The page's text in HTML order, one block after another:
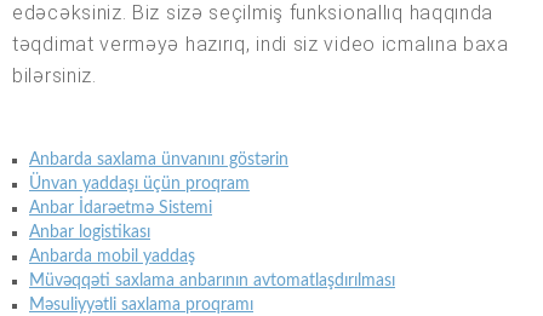
edəcəksiniz. Biz sizə seçilmiş funksionallıq haqqında
təqdimat verməyə hazırıq, indi siz video icmalına baxa
bilərsiniz.
Anbarda saxlama ünvanını göstərin
Ünvan yaddaşı üçün proqram
Anbar İdarəetmə Sistemi
Anbar logistikası
Anbarda mobil yaddaş
Müvəqqəti saxlama anbarının avtomatlaşdırılması
Məsuliyyətli saxlama proqramı